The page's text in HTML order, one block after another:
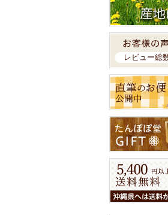
レビュー総